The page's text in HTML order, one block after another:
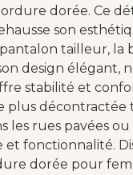
dorée. Ce
son
tailleur, la
design élégant,
stabilité et
plus décontractée
rues pavées ou
et fonctionnalité.
dorée pour